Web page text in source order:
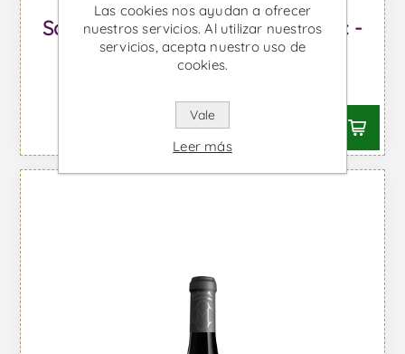
Salentein Barrel Selection Malbec -
Vino Tinto
Las cookies nos ayudan a ofrecer
nuestros servicios. Al utilizar nuestros
servicios, acepta nuestro uso de
cookies.
Vale
Leer más